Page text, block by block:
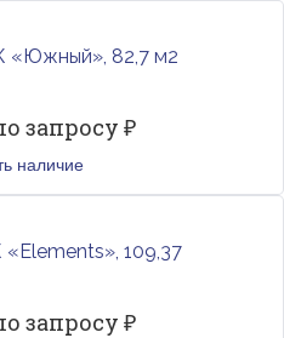
«Южный», 82,7 м2
запросу ₽
наличие
109,37
запросу ₽